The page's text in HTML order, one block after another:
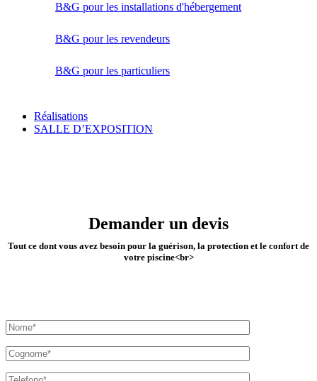
B&G pour les installations d'hébergement
B&G pour les revendeurs
B&G pour les particuliers
Réalisations
SALLE D’EXPOSITION
Demander un devis
Tout ce dont vous avez besoin pour la guérison, la protection et le confort de
votre piscine<br>